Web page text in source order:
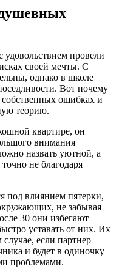
провели
своей мечты. С
однако в школе
Вот почему
ошибках и
теорию.
квартире, он
внимания
назвать уютной, а
не благодаря
под влиянием пятерки,
не забывая
30 они избегают
уставать от них. Их
если партнер
и будет в одиночку
проблемами.